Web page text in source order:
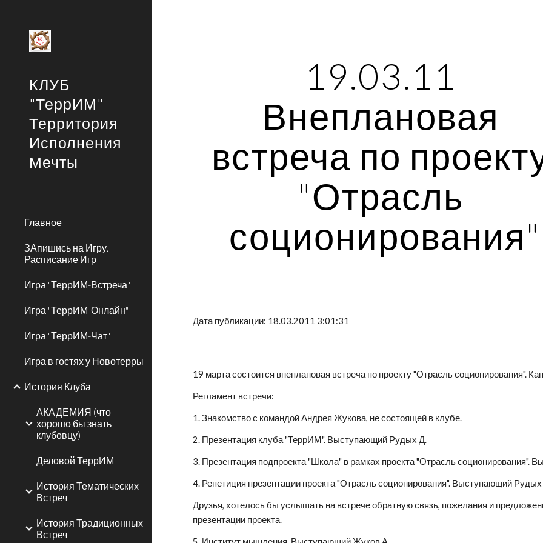
КЛУБ
"ТеррИМ"
Территория
Исполнения
Мечты
Главное
ЗАпишись на Игру.
Расписание Игр
Игра "ТеррИМ-Встреча"
Игра "ТеррИМ-Онлайн"
Игра "ТеррИМ-Чат"
Игра в гостях у Новотерры
История Клуба
АКАДЕМИЯ (что
хорошо бы знать
клубовцу)
Деловой ТеррИМ
История Тематических
Встреч
История Традиционных
Встреч
19.03.11
Внеплановая
встреча по
"Отрасль
соционирования"
Дата публикации: 18.03.2011 3:01:31
19 марта состоится внеплановая встреча по проекту "Отрасль соционирования".
Регламент встречи:
1. Знакомство с командой Андрея Жукова, не состоящей в клубе.
2. Презентация клуба "ТеррИМ". Выступающий Рудых Д.
3. Презентация подпроекта "Школа" в рамках проекта "Отрасль соционирования".
4. Репетиция презентации проекта "Отрасль соционирования". Выступающий
Друзья, хотелось бы услышать на встрече обратную связь, пожелания и
презентации проекта.